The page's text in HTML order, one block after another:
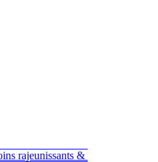
rajeunissants &